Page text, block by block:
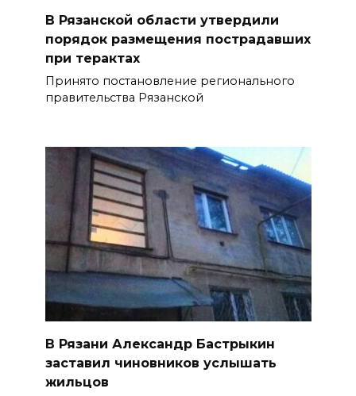
В Рязанской области утвердили
порядок размещения пострадавших
при терактах
Принято постановление регионального
правительства Рязанской
В Рязани Александр Бастрыкин
заставил чиновников услышать
жильцов